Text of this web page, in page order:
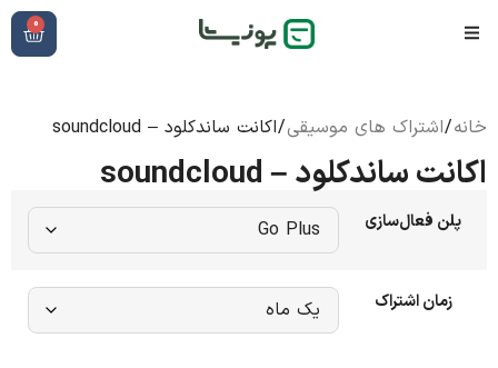
0
خانه/اشتراک های موسیقی/ اکانت ساندکلود – soundcloud
اکانت ساندکلود – soundcloud
پلن فعال‌سازی
زمان اشتراک